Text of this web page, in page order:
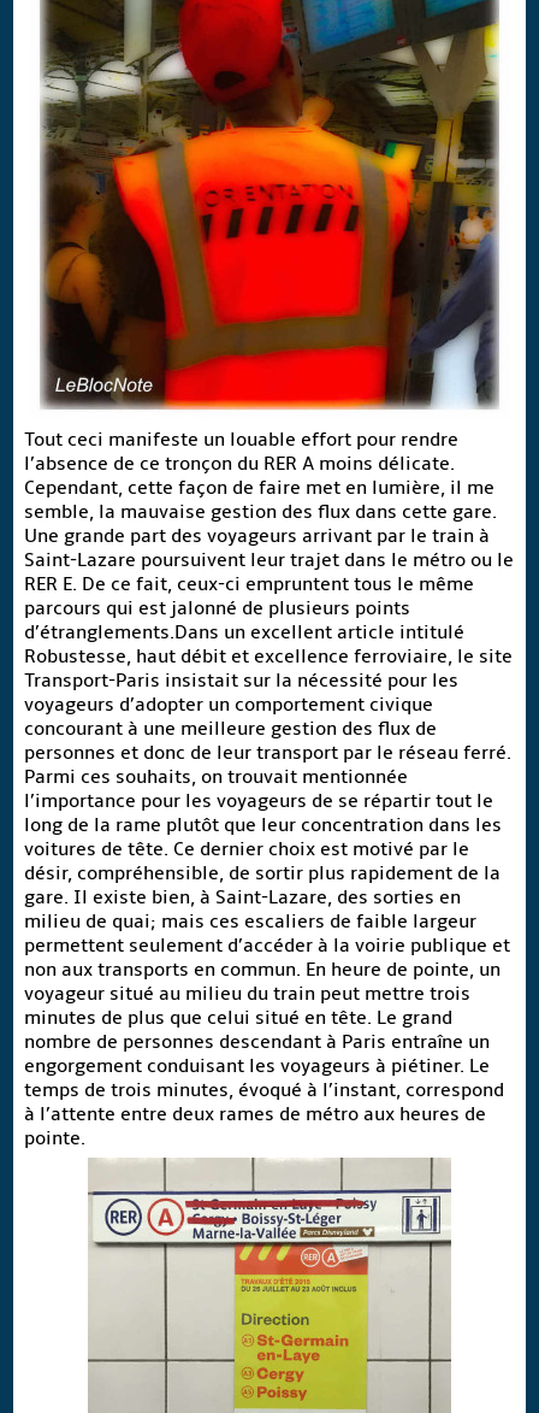
Tout ceci manifeste un louable effort pour rendre
l’absence de ce tronçon du RER A moins délicate.
Cependant, cette façon de faire met en lumière, il me
semble, la mauvaise gestion des flux dans cette gare.
Une grande part des voyageurs arrivant par le train à
Saint-Lazare poursuivent leur trajet dans le métro ou le
RER E. De ce fait, ceux-ci empruntent tous le même
parcours qui est jalonné de plusieurs points
d’étranglements.Dans un excellent article intitulé
Robustesse, haut débit et excellence ferroviaire, le site
Transport-Paris insistait sur la nécessité pour les
voyageurs d’adopter un comportement civique
concourant à une meilleure gestion des flux de
personnes et donc de leur transport par le réseau ferré.
Parmi ces souhaits, on trouvait mentionnée
l’importance pour les voyageurs de se répartir tout le
long de la rame plutôt que leur concentration dans les
voitures de tête. Ce dernier choix est motivé par le
désir, compréhensible, de sortir plus rapidement de la
gare. Il existe bien, à Saint-Lazare, des sorties en
milieu de quai; mais ces escaliers de faible largeur
permettent seulement d’accéder à la voirie publique et
non aux transports en commun. En heure de pointe, un
voyageur situé au milieu du train peut mettre trois
minutes de plus que celui situé en tête. Le grand
nombre de personnes descendant à Paris entraîne un
engorgement conduisant les voyageurs à piétiner. Le
temps de trois minutes, évoqué à l’instant, correspond
à l’attente entre deux rames de métro aux heures de
pointe.